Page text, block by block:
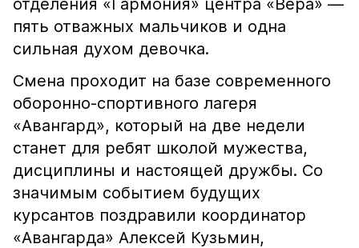
отделения «Гармония» центра «Вера» —
пять отважных мальчиков и одна
сильная духом девочка.
Смена проходит на базе современного
оборонно-спортивного лагеря
«Авангард», который на две недели
станет для ребят школой мужества,
дисциплины и настоящей дружбы. Со
значимым событием будущих
курсантов поздравили координатор
«Авангарда» Алексей Кузьмин,